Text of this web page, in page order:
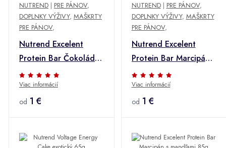
NUTREND | PRE PÁNOV,
DOPLNKY VÝŽIVY, MAŠKRTY
PRE PÁNOV,
Nutrend Excelent
Protein Bar Čokoláda
s orechmi 40g
Viac informácií
od 1 €
NUTREND| PRE PÁNOV,
DOPLNKY VÝŽIVY, MAŠKRTY
PRE PÁNOV,
Nutrend Excelent
Protein Bar Marcipán s
mandľami 40g
Viac informácií
od 1 €